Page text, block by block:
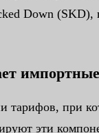
Down (SKD),
тарифов, при
эти